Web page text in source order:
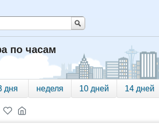
по часам
дня неделя 10 дней 14 дней